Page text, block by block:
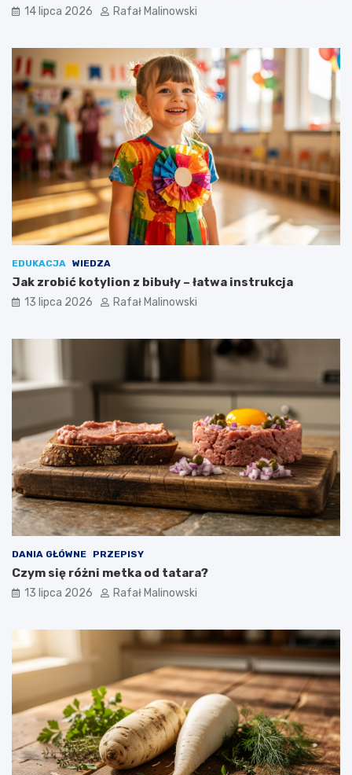
14 lipca 2026 Rafał Malinowski
EDUKACJA WIEDZA
Jak zrobić kotylion z bibuły – łatwa instrukcja
13 lipca 2026 Rafał Malinowski
DANIA GŁÓWNE PRZEPISY
Czym się różni metka od tatara?
13 lipca 2026 Rafał Malinowski